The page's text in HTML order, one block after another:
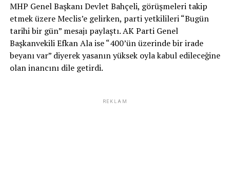
MHP Genel Başkanı Devlet Bahçeli, görüşmeleri takip
etmek üzere Meclis’e gelirken, parti yetkilileri “Bugün
tarihi bir gün” mesajı paylaştı. AK Parti Genel
Başkanvekili Efkan Ala ise “400’ün üzerinde bir irade
beyanı var” diyerek yasanın yüksek oyla kabul edileceğine
olan inancını dile getirdi.
REKLAM